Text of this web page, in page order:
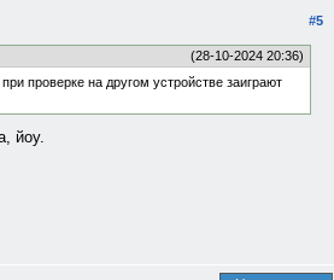
#5
(28-10-2024 20:36)
проверке на другом устройстве заиграют
йоу.